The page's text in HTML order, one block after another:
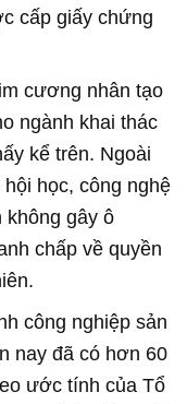
cấp giấy chứng
cương nhân tạo
ngành khai thác
kể trên. Ngoài
học, công nghệ
không gây ô
chấp về quyền
công nghiệp sản
nay đã có hơn 60
ước tính của Tổ